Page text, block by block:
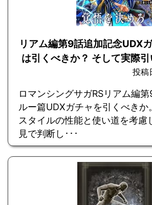
リアム編第9話追加記念UDX
は引くべきか？ そして実際
投稿
ロマンシングサガRSリアム編
ルー篇UDXガチャを引くべきか
スタイルの性能と使い道を考慮
見で判断し･･･